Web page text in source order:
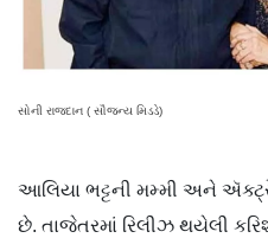
સોની રાજદાન ( સૌજન્ય મિડડે)
આલિયા ભટ્ટની મમ્મી અને
છે. તાજેતરમાં રિલીઝ થયેલી